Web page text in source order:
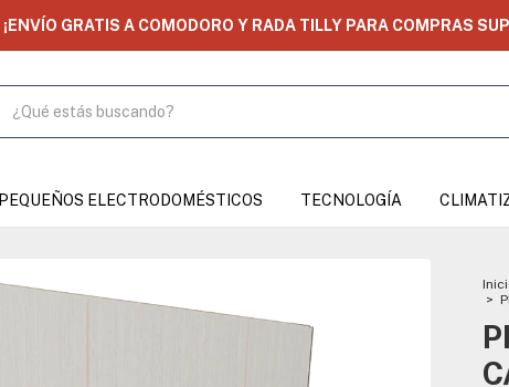
¡ENVÍO GRATIS A COMODORO Y RADA TILLY PARA COMPRAS
PEQUEÑOS ELECTRODOMÉSTICOS TECNOLOGÍA
>